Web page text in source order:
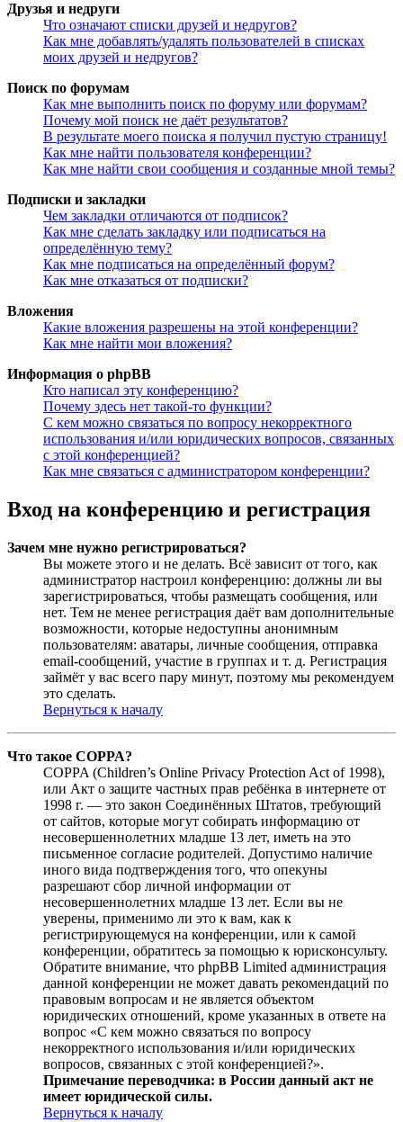
Друзья и недруги
Что означают списки друзей и недругов?
Как мне добавлять/удалять пользователей в списках
моих друзей и недругов?
Поиск по форумам
Как мне выполнить поиск по форуму или форумам?
Почему мой поиск не даёт результатов?
В результате моего поиска я получил пустую страницу!
Как мне найти пользователя конференции?
Как мне найти свои сообщения и созданные мной темы?
Подписки и закладки
Чем закладки отличаются от подписок?
Как мне сделать закладку или подписаться на
определённую тему?
Как мне подписаться на определённый форум?
Как мне отказаться от подписки?
Вложения
Какие вложения разрешены на этой конференции?
Как мне найти мои вложения?
Информация о phpBB
Кто написал эту конференцию?
Почему здесь нет такой-то функции?
С кем можно связаться по вопросу некорректного
использования и/или юридических вопросов, связанных
с этой конференцией?
Как мне связаться с администратором конференции?
Вход на конференцию и регистрация
Зачем мне нужно регистрироваться?
Вы можете этого и не делать. Всё зависит от того, как
администратор настроил конференцию: должны ли вы
зарегистрироваться, чтобы размещать сообщения, или
нет. Тем не менее регистрация даёт вам дополнительные
возможности, которые недоступны анонимным
пользователям: аватары, личные сообщения, отправка
email-сообщений, участие в группах и т. д. Регистрация
займёт у вас всего пару минут, поэтому мы рекомендуем
это сделать.
Вернуться к началу
Что такое COPPA?
COPPA (Children’s Online Privacy Protection Act of 1998),
или Акт о защите частных прав ребёнка в интернете от
1998 г. — это закон Соединённых Штатов, требующий
от сайтов, которые могут собирать информацию от
несовершеннолетних младше 13 лет, иметь на это
письменное согласие родителей. Допустимо наличие
иного вида подтверждения того, что опекуны
разрешают сбор личной информации от
несовершеннолетних младше 13 лет. Если вы не
уверены, применимо ли это к вам, как к
регистрирующемуся на конференции, или к самой
конференции, обратитесь за помощью к юрисконсульту.
Обратите внимание, что phpBB Limited администрация
данной конференции не может давать рекомендаций по
правовым вопросам и не является объектом
юридических отношений, кроме указанных в ответе на
вопрос «С кем можно связаться по вопросу
некорректного использования и/или юридических
вопросов, связанных с этой конференцией?».
Примечание переводчика: в России данный акт не
имеет юридической силы.
Вернуться к началу